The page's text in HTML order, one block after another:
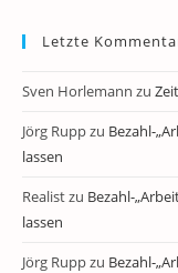
Letzte
Sven Horlemann zu
Jörg Ruppzu Bezahl-
lassen
Realistzu Bezahl-
lassen
Jörg Ruppzu Bezahl-